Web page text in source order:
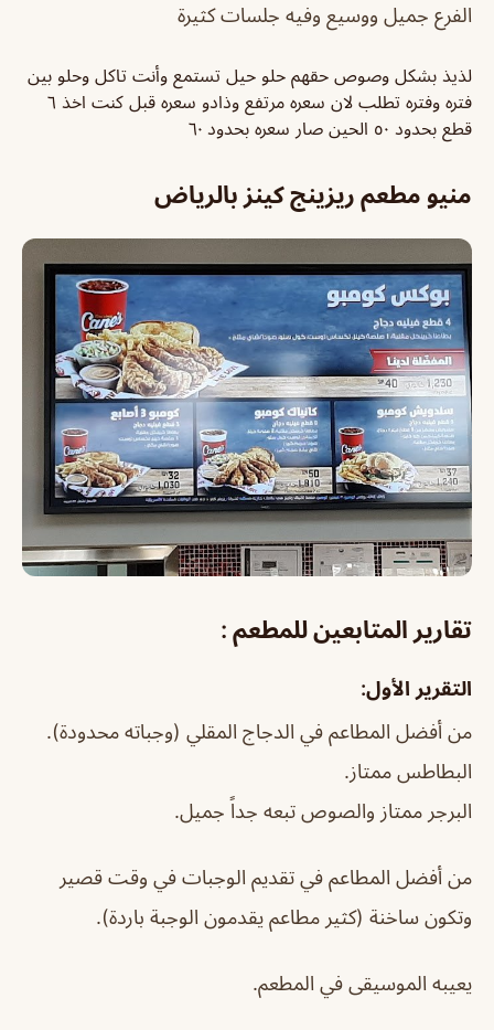
الفرع جميل ووسيع وفيه جلسات كثيرة
لذيذ بشكل وصوص حقهم حلو حيل تستمع وأنت تاكل وحلو بين
فتره وفتره تطلب لان سعره مرتفع وذادو سعره قبل كنت اخذ ٦
قطع بحدود ٥٠ الحين صار سعره بحدود ٦٠
منيو مطعم ريزينج كينز بالرياض
تقارير المتابعين للمطعم :
التقرير الأول:
من أفضل المطاعم في الدجاج المقلي (وجباته محدودة).
البطاطس ممتاز.
البرجر ممتاز والصوص تبعه جداً جميل.
من أفضل المطاعم في تقديم الوجبات في وقت قصير
وتكون ساخنة (كثير مطاعم يقدمون الوجبة باردة).
يعيبه الموسيقى في المطعم.